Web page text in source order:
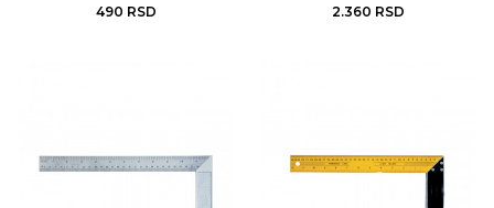
490 RSD 2.360 RSD